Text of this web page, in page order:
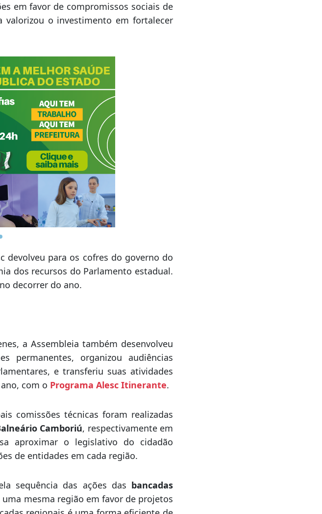
em favor de compromissos sociais de
valorizou o investimento em fortalecer
devolveu para os cofres do governo do
decorrer do ano.
a Assembleia também desenvolveu
permanentes, organizou audiências
e transferiu suas atividades
com o
Programa Alesc Itinerante
comissões técnicas foram realizadas
Camboriú
, respectivamente em
aproximar o legislativo do cidadão